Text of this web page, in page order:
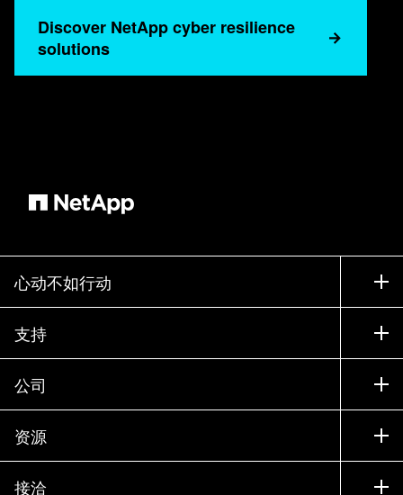
Discover NetApp cyber resilience
solutions
心动不如行动
如何购买
联系销售部门
寻找合作伙伴
试用产品
贵宾体验中心
支持
支持
训练
文档中心
知识库
公司
公司
合作伙伴
资源
新闻中心
接洽